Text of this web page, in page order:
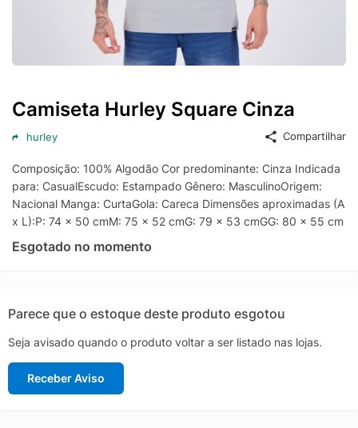
Camiseta Hurley Square Cinza
hurley Compartilhar
Composição: 100% Algodão Cor predominante: Cinza Indicada
para: CasualEscudo: Estampado Gênero: MasculinoOrigem:
Nacional Manga: CurtaGola: Careca Dimensões aproximadas (A
x L):P: 74 x 50 cmM: 75 x 52 cmG: 79 x 53 cmGG: 80 x 55 cm
Esgotado no momento
Parece que o estoque deste produto esgotou
Seja avisado quando o produto voltar a ser listado nas lojas.
Receber Aviso